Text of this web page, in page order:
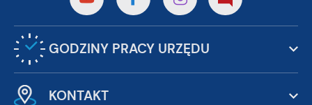
GODZINY PRACY URZĘDU
KONTAKT